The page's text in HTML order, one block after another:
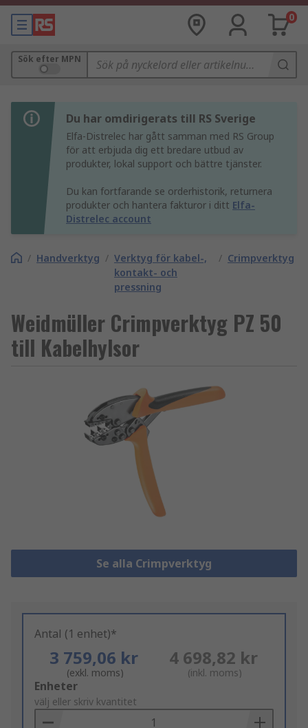
0
Sök efter MPN
Du har omdirigerats till RS Sverige
Elfa-Distrelec har gått samman med RS Group
för att erbjuda dig ett bredare utbud av
produkter, lokal support och bättre tjänster.
Du kan fortfarande se orderhistorik, returnera
produkter och hantera fakturor i ditt Elfa-
Distrelec account
/ Handverktyg / Verktyg för kabel-,
kontakt- och
pressning
/ Crimpverktyg
Weidmüller Crimpverktyg PZ 50
till Kabelhylsor
Se alla Crimpverktyg
Antal (1 enhet)*
3 759,06 kr
(exkl. moms)
4 698,82 kr
(inkl. moms)
Add
to
Basket
Enheter
välj eller skriv kvantitet